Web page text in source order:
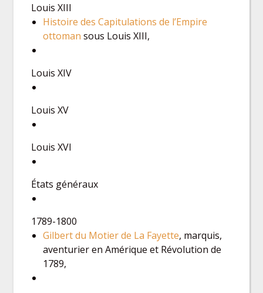
Louis XIII
Histoire des Capitulations de l’Empire
ottoman sous Louis XIII,
Louis XIV
Louis XV
Louis XVI
États généraux
1789-1800
Gilbert du Motier de La Fayette, marquis,
aventurier en Amérique et Révolution de
1789,